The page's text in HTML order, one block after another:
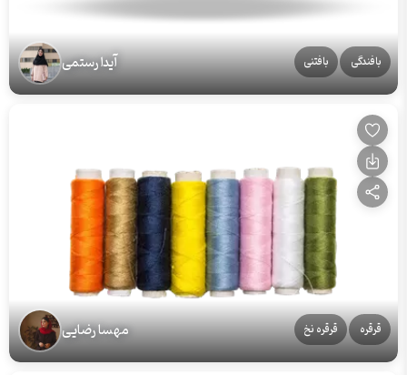
بافندگی بافتنی آیدا رستمی
قرقره قرقره نخ مهسا رضایی